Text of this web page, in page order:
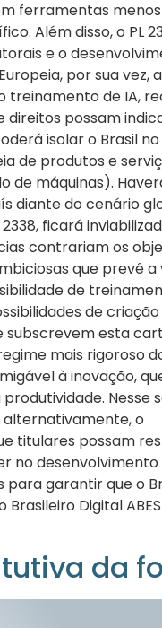
ferramentas menos
Além disso, o PL
e o
por sua vez,
treinamento de IA,
possam
isolar o Brasil no
de produtos e
de máquinas).
diante do cenário
ficará
contrariam os
que prevê a
de
de criação
subscrevem esta
mais rigoroso
à inovação,
Nesse
alternativamente, o
titulares possam
no desenvolvimento
garantir que o
Digital
da